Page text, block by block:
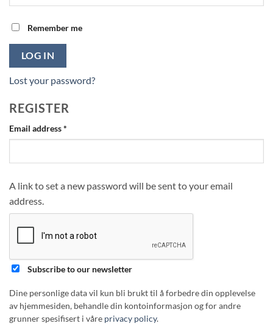
Remember me
LOG IN
Lost your password?
REGISTER
Email address*
A link to set a new password will be sent to your email
address.
Subscribe to our newsletter
Dine personlige data vil kun bli brukt til å forbedre din opplevelse
av hjemmesiden, behandle din kontoinformasjon og for andre
grunner spesifisert i våre privacy policy.